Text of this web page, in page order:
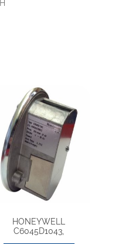
HONEYWELL
C6045D1043,